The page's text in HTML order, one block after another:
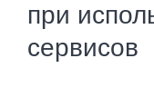
при
сервисов